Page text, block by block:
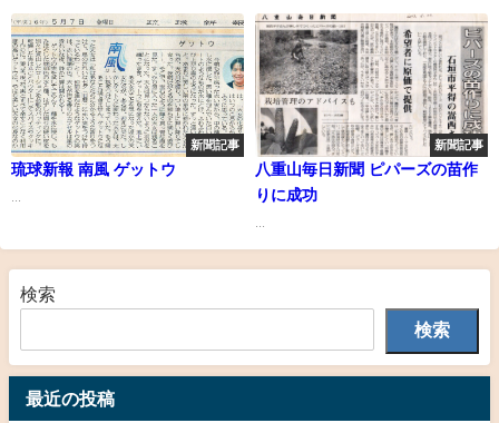
新聞記事
琉球新報 南風 ゲットウ
新聞記事
八重山毎日新聞 ピパーズの苗作
りに成功
検索
検索
最近の投稿